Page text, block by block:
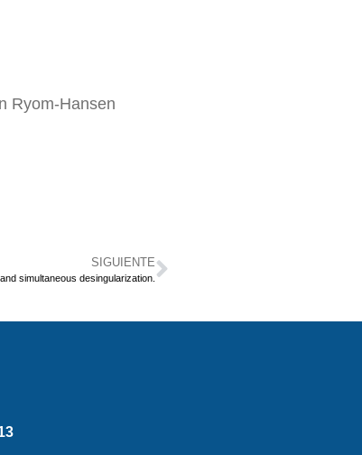
Ryom-Hansen
SIGUIENTE
simultaneous desingularization.